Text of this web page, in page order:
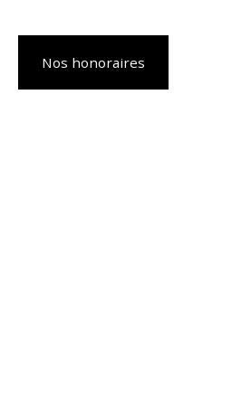
Nos honoraires